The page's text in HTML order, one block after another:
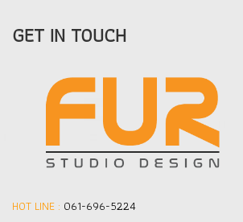
GET IN TOUCH
HOT LINE : 061-696-5224